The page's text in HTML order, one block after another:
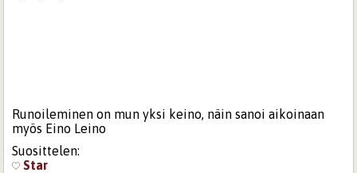
Runoileminen on mun yksi keino, näin sanoi aikoinaan
myös Eino Leino
Suosittelen:
Star